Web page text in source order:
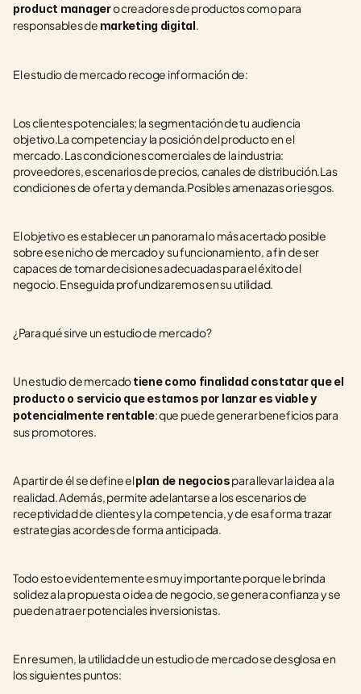
product manager o creadores de productos como para
responsables de marketing digital.
El estudio de mercado recoge información de:
Los clientes potenciales; la segmentación de tu audiencia
objetivo.La competencia y la posición del producto en el
mercado. Las condiciones comerciales de la industria:
proveedores, escenarios de precios, canales de distribución.Las
condiciones de oferta y demanda.Posibles amenazas o riesgos.
El objetivo es establecer un panorama lo más acertado posible
sobre ese nicho de mercado y su funcionamiento, a fin de ser
capaces de tomar decisiones adecuadas para el éxito del
negocio. Enseguida profundizaremos en su utilidad.
¿Para qué sirve un estudio de mercado?
Un estudio de mercado tiene como finalidad constatar que el
producto o servicio que estamos por lanzar es viable y
potencialmente rentable: que puede generar beneficios para
sus promotores.
A partir de él se define el plan de negocios para llevar la idea a la
realidad. Además, permite adelantarse a los escenarios de
receptividad de clientes y la competencia, y de esa forma trazar
estrategias acordes de forma anticipada.
Todo esto evidentemente es muy importante porque le brinda
solidez a la propuesta o idea de negocio, se genera confianza y se
pueden atraer potenciales inversionistas.
En resumen, la utilidad de un estudio de mercado se desglosa en
los siguientes puntos: